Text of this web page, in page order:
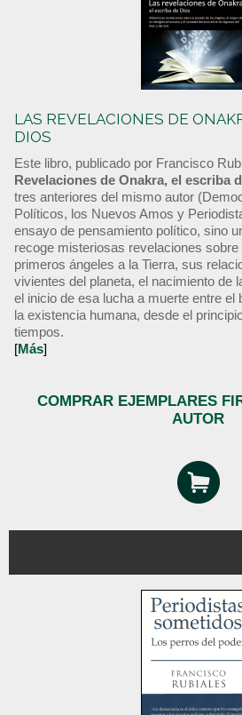
LAS REVELACIONES DE
DIOS
Este libro, publicado por Francisco
Revelaciones de Onakra, el escriba
tres anteriores del mismo autor
Políticos, los Nuevos Amos y
ensayo de pensamiento político, sino
recoge misteriosas revelaciones sobre
primeros ángeles a la Tierra, sus
vivientes del planeta, el nacimiento de
el inicio de esa lucha a muerte entre el
la existencia humana, desde el
tiempos.
[Más]
COMPRAR EJEMPLARES
AUTOR